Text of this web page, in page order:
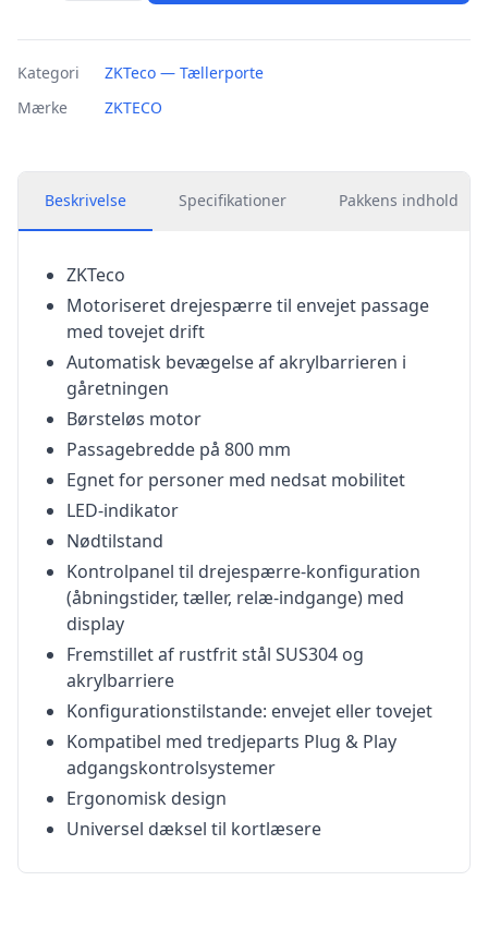
Kategori
ZKTeco — Tællerporte
Mærke
ZKTECO
Beskrivelse Specifikationer Pakkens indhold
ZKTeco
Motoriseret drejespærre til envejet passage
med tovejet drift
Automatisk bevægelse af akrylbarrieren i
gåretningen
Børsteløs motor
Passagebredde på 800 mm
Egnet for personer med nedsat mobilitet
LED-indikator
Nødtilstand
Kontrolpanel til drejespærre-konfiguration
(åbningstider, tæller, relæ-indgange) med
display
Fremstillet af rustfrit stål SUS304 og
akrylbarriere
Konfigurationstilstande: envejet eller tovejet
Kompatibel med tredjeparts Plug & Play
adgangskontrolsystemer
Ergonomisk design
Universel dæksel til kortlæsere